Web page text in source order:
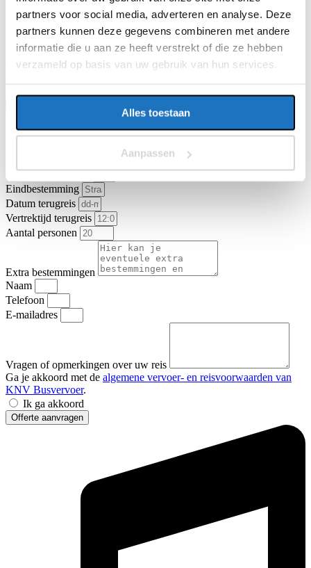
partners voor social media, adverteren en analyse. Deze
partners kunnen deze gegevens combineren met andere
informatie die u aan ze heeft verstrekt of die ze hebben
verzameld op basis van uw gebruik van hun services.
Alles toestaan
Aanpassen
Vragen of opmerkingen over uw reis
Ga je akkoord met dealgemene vervoer- en reisvoorwaarden van
Touringcar
Partybus
Vertrektijd heenreis
Eindbestemming
Datum terugreis
Vertrektijd terugreis
Aantal personen
Extra bestemmingen
Naam
Telefoon
E-mailadres
Vragen of opmerkingen over uw reis
Ga je akkoord met de algemene vervoer- en reisvoorwaarden van
KNV Busvervoer.
Ik ga akkoord
Offerte aanvragen